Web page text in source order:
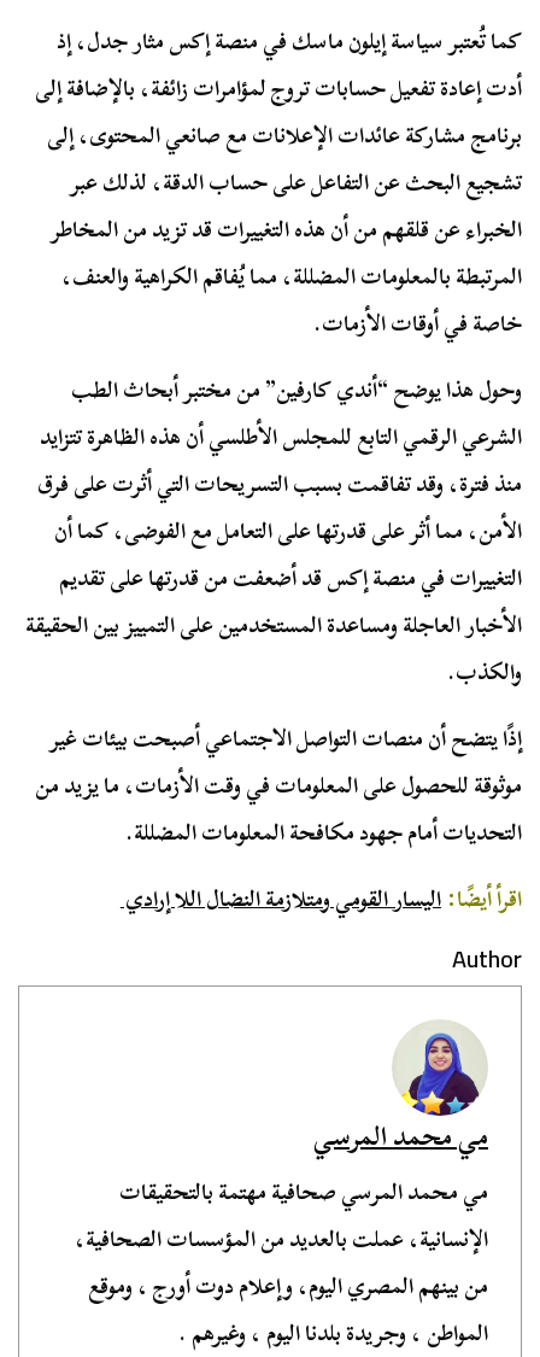
كما تُعتبر سياسة إيلون ماسك في منصة إكس مثار جدل، إذ
أدت إعادة تفعيل حسابات تروج لمؤامرات زائفة، بالإضافة إلى
برنامج مشاركة عائدات الإعلانات مع صانعي المحتوى، إلى
تشجيع البحث عن التفاعل على حساب الدقة، لذلك عبر
الخبراء عن قلقهم من أن هذه التغييرات قد تزيد من المخاطر
المرتبطة بالمعلومات المضللة، مما يُفاقم الكراهية والعنف،
خاصة في أوقات الأزمات.
وحول هذا يوضح “أندي كارفين” من مختبر أبحاث الطب
الشرعي الرقمي التابع للمجلس الأطلسي أن هذه الظاهرة تتزايد
منذ فترة، وقد تفاقمت بسبب التسريحات التي أثرت على فرق
الأمن، مما أثر على قدرتها على التعامل مع الفوضى، كما أن
التغييرات في منصة إكس قد أضعفت من قدرتها على تقديم
الأخبار العاجلة ومساعدة المستخدمين على التمييز بين الحقيقة
والكذب.
إذًا يتضح أن منصات التواصل الاجتماعي أصبحت بيئات غير
موثوقة للحصول على المعلومات في وقت الأزمات، ما يزيد من
التحديات أمام جهود مكافحة المعلومات المضللة.
اقرأ أيضًا:اليسار القومي ومتلازمة النضال اللا إرادي
Author
مي محمد المرسي
مي محمد المرسي صحافية مهتمة بالتحقيقات
الإنسانية، عملت بالعديد من المؤسسات الصحافية،
من بينهم المصري اليوم، وإعلام دوت أورج ، وموقع
المواطن ، وجريدة بلدنا اليوم ، وغيرهم .